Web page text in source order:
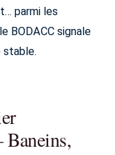
parmi les
BODACC signale
stable.
Baneins,